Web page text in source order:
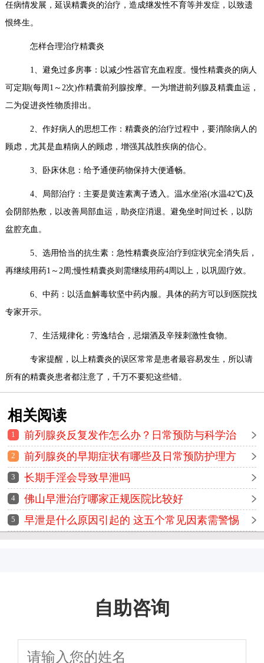
任病情发展，延误精囊炎的治疗，造成继发性不育等并发症，以致遗
恨终生。
怎样合理治疗精囊炎
1、避免过多房事：以减少性器官充血程度。慢性精囊炎的病人
可定期(每周1～2次)作精囊前列腺按摩。一为增进前列腺及精囊血运，
二为促进炎性物质排出。
2、作好病人的思想工作：精囊炎的治疗过程中，要消除病人的
顾虑，尤其是血精病人的顾虑，增强其战胜疾病的信心。
3、卧床休息：给予通便药物保持大便通畅。
4、局部治疗：主要是黄连素离子透入。温水坐浴(水温42℃)及
会阴部热敷，以改善局部血运，助炎症消退。避免坐时间过长，以防
盆腔充血。
5、选用恰当的抗生素：急性精囊炎应治疗到症状完全消失后，
再继续用药1～2周;慢性精囊炎则需继续用药4周以上，以巩固疗效。
6、中药：以活血解毒软坚中药内服。具体的药方可以到医院找
专家开示。
7、生活规律化：劳逸结合，忌烟酒及辛辣刺激性食物。
专家提醒，以上精囊炎的误区常常是患者最容易发生，所以请
所有的精囊炎患者都注意了，千万不要犯这些错。
相关阅读
1
前列腺炎反复发作怎么办？日常预防与科学治
疗方法全解析
2
前列腺炎的早期症状有哪些及日常预防护理方
法详解
3 长期手淫会导致早泄吗
4 佛山早泄治疗哪家正规医院比较好
5 早泄是什么原因引起的 这五个常见因素需警惕
自助咨询